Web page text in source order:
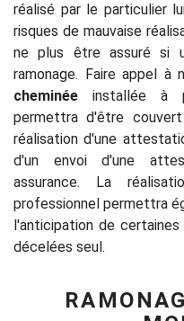
réalisé par le particulier
risques de mauvaise
ne plus être assuré si
ramonage. Faire appel à
cheminée installée à
permettra d'être
réalisation d'une
d'un envoi d'une
assurance. La
professionnel permettra
l'anticipation de
décelées seul.